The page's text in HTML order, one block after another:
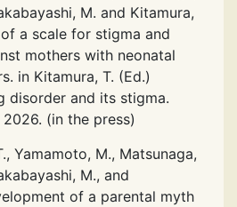
M. and Kitamura,
a scale for stigma and
mothers with neonatal
in Kitamura, T. (Ed.)
disorder and its stigma.
(in the press)
Yamamoto, M., Matsunaga,
M., and
of a parental myth